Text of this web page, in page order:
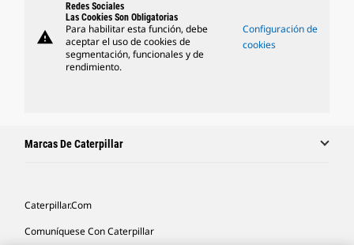
warning
Redes Sociales
Las Cookies Son Obligatorias
Para habilitar esta función, debe
aceptar el uso de cookies de
segmentación, funcionales y de
rendimiento.
Configuración de
cookies
Marcas De Caterpillar
Caterpillar.com
Comuníquese Con Caterpillar